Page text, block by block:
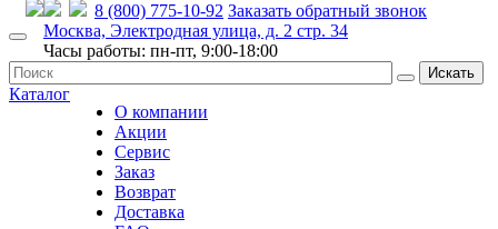
8 (800) 775-10-92 Заказать обратный звонок
Москва, Электродная улица, д. 2 стр. 34
Часы работы: пн-пт, 9:00-18:00
Искать
Каталог
О компании
Акции
Сервис
Заказ
Возврат
Доставка